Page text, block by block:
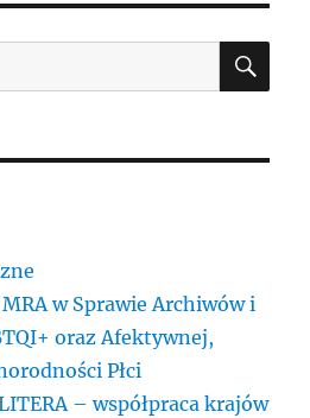
STR
ONA
w Sprawie Archiwów i
oraz Afektywnej,
Płci
– współpraca krajów